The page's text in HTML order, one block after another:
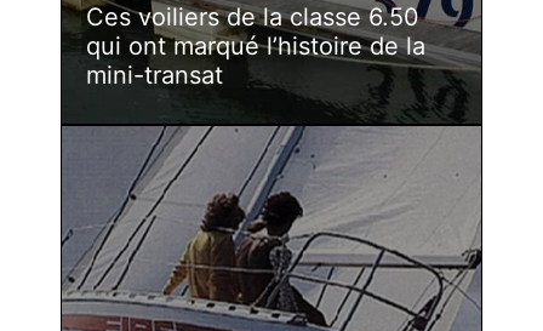
Ces voiliers de la classe 6.50
qui ont marqué l’histoire de la
mini-transat